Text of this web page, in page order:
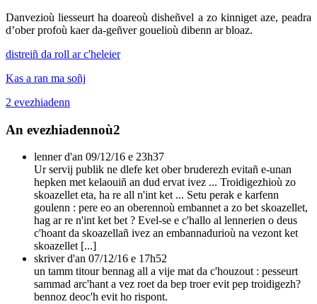
Danvezioù liesseurt ha doareoù disheñvel a zo kinniget aze, peadra
d’ober profoù kaer da-geñver gouelioù dibenn ar bloaz.
distreiñ da roll ar c'heleier
Kas a ran ma soñj
2 evezhiadenn
An evezhiadennoù2
lennerd'an 09/12/16 e 23h37
Ur servij publik ne dlefe ket ober bruderezh evitañ e-unan
hepken met kelaouiñ an dud ervat ivez ... Troidigezhioù zo
skoazellet eta, ha re all n'int ket ... Setu perak e karfenn
goulenn : pere eo an oberennoù embannet a zo bet skoazellet,
hag ar re n'int ket bet ? Evel-se e c'hallo al lennerien o deus
c'hoant da skoazellañ ivez an embannadurioù na vezont ket
skoazellet [...]
skriverd'an 07/12/16 e 17h52
un tamm titour bennag all a vije mat da c'houzout : pesseurt
sammad arc'hant a vez roet da bep troer evit pep troidigezh?
bennoz deoc'h evit ho rispont.